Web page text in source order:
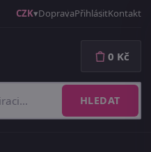
CZK DopravaPřihlásitKontakt
HLEDAT
0 Kč